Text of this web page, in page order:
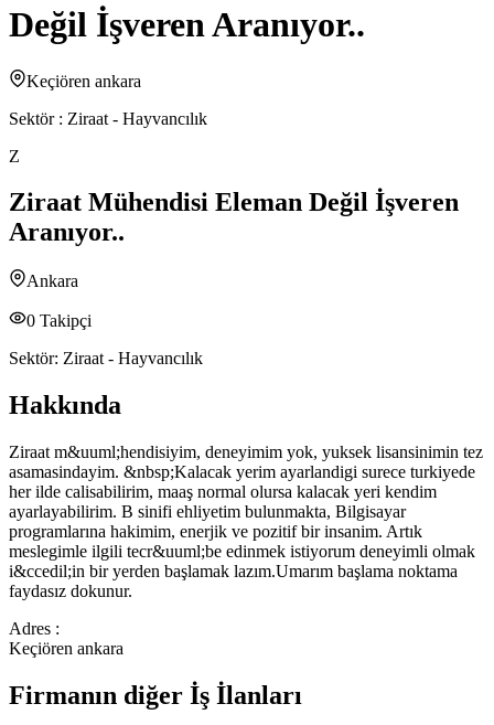
Değil İşveren Aranıyor..
Keçiören ankara
Sektör : Ziraat - Hayvancılık
Z
Ziraat Mühendisi Eleman Değil İşveren
Aranıyor..
Ankara
0 Takipçi
Sektör: Ziraat - Hayvancılık
Hakkında
Ziraat m&uuml;hendisiyim, deneyimim yok, yuksek lisansinimin tez
asamasindayim. &nbsp;Kalacak yerim ayarlandigi surece turkiyede
her ilde calisabilirim, maaş normal olursa kalacak yeri kendim
ayarlayabilirim. B sinifi ehliyetim bulunmakta, Bilgisayar
programlarına hakimim, enerjik ve pozitif bir insanim. Artık
meslegimle ilgili tecr&uuml;be edinmek istiyorum deneyimli olmak
i&ccedil;in bir yerden başlamak lazım.Umarım başlama noktama
faydasız dokunur.
Adres :
Keçiören ankara
Firmanın diğer İş İlanları